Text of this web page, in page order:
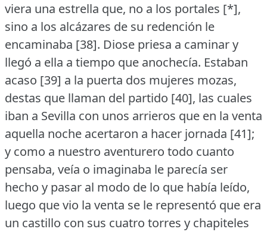
viera una estrella que, no a los portales [*],
sino a los alcázares de su redención le
encaminaba [38]. Diose priesa a caminar y
llegó a ella a tiempo que anochecía. Estaban
acaso [39] a la puerta dos mujeres mozas,
destas que llaman del partido [40], las cuales
iban a Sevilla con unos arrieros que en la venta
aquella noche acertaron a hacer jornada [41];
y como a nuestro aventurero todo cuanto
pensaba, veía o imaginaba le parecía ser
hecho y pasar al modo de lo que había leído,
luego que vio la venta se le representó que era
un castillo con sus cuatro torres y chapiteles